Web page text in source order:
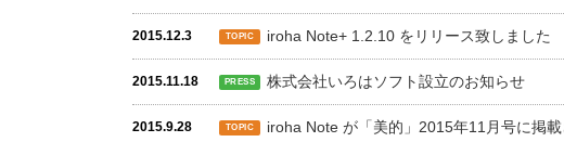
2015.12.3 TOPIC iroha Note+ 1.2.10 をリリース致しました
2015.11.18 PRESS 株式会社いろはソフト設立のお知らせ
2015.9.28 TOPIC iroha Note が「美的」2015年11月号に掲載